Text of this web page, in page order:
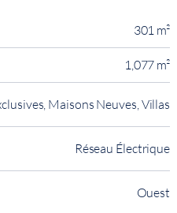
301 m²
1,077 m²
Maisons Neuves, Villas
Réseau Électrique
Ouest